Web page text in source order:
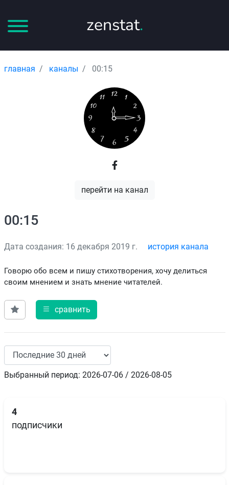
zenstat.
главная каналы 00:15
перейти на канал
00:15
Дата создания: 16 декабря 2019 г. история канала
Говорю обо всем и пишу стихотворения, хочу делиться
своим мнением и знать мнение читателей.
сравнить
Выбранный период: 2026-07-06 / 2026-08-05
4
подписчики